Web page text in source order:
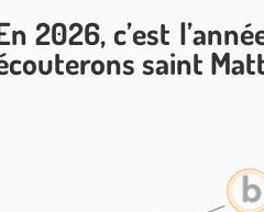
2026, c’est
saint